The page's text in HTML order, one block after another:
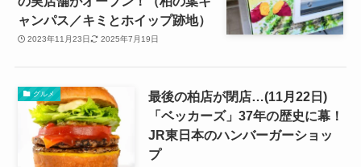
ャンパス／キミとホイップ跡地）
2023年11月23日 2025年7月19日
グルメ
最後の柏店が閉店…(11月22日)
「ベッカーズ」37年の歴史に幕！
JR東日本のハンバーガーショッ
プ